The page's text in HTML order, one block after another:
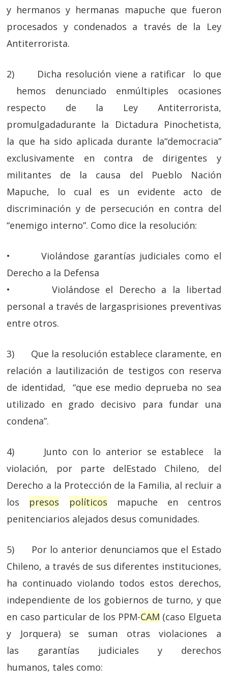
y hermanos y hermanas mapuche que fueron
procesados y condenados a través de la Ley
Antiterrorista.
2) Dicha resolución viene a ratificar lo que
hemos denunciado enmúltiples ocasiones
respecto de la Ley Antiterrorista,
promulgadadurante la Dictadura Pinochetista,
la que ha sido aplicada durante la“democracia”
exclusivamente en contra de dirigentes y
militantes de la causa del Pueblo Nación
Mapuche, lo cual es un evidente acto de
discriminación y de persecución en contra del
“enemigo interno”. Como dice la resolución:
• Violándose garantías judiciales como el
Derecho a la Defensa
• Violándose el Derecho a la libertad
personal a través de largasprisiones preventivas
entre otros.
3) Que la resolución establece claramente, en
relación a lautilización de testigos con reserva
de identidad, “que ese medio deprueba no sea
utilizado en grado decisivo para fundar una
condena”.
4) Junto con lo anterior se establece la
violación, por parte delEstado Chileno, del
Derecho a la Protección de la Familia, al recluir a
los presos políticos mapuche en centros
penitenciarios alejados desus comunidades.
5) Por lo anterior denunciamos que el Estado
Chileno, a través de sus diferentes instituciones,
ha continuado violando todos estos derechos,
independiente de los gobiernos de turno, y que
en caso particular de los PPM-CAM (caso Elgueta
y Jorquera) se suman otras violaciones a
las garantías judiciales y derechos
humanos, tales como: